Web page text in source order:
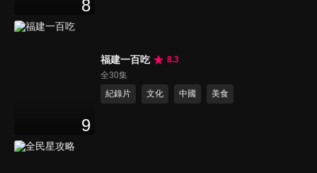
8
9
福建一百吃
8.3
全30集
紀錄片
文化 中國 美食